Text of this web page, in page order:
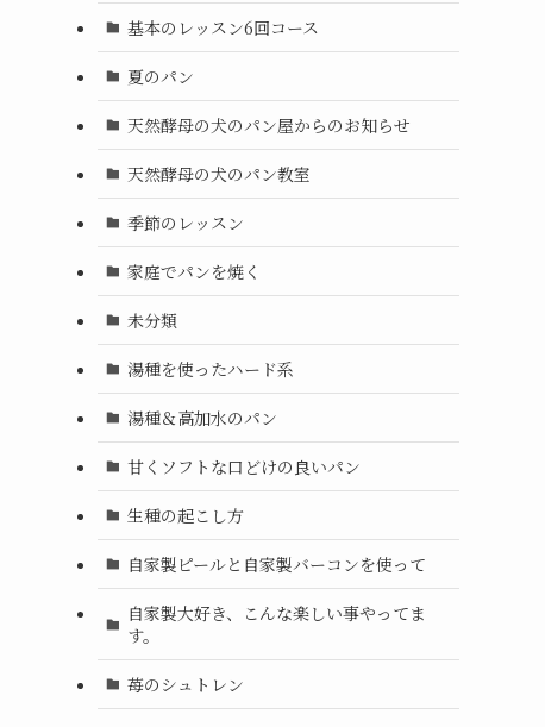
基本のレッスン6回コース
夏のパン
天然酵母の犬のパン屋からのお知らせ
天然酵母の犬のパン教室
季節のレッスン
家庭でパンを焼く
未分類
湯種を使ったハード系
湯種＆高加水のパン
甘くソフトな口どけの良いパン
生種の起こし方
自家製ピールと自家製バーコンを使って
自家製大好き、こんな楽しい事やってま
す。
苺のシュトレン